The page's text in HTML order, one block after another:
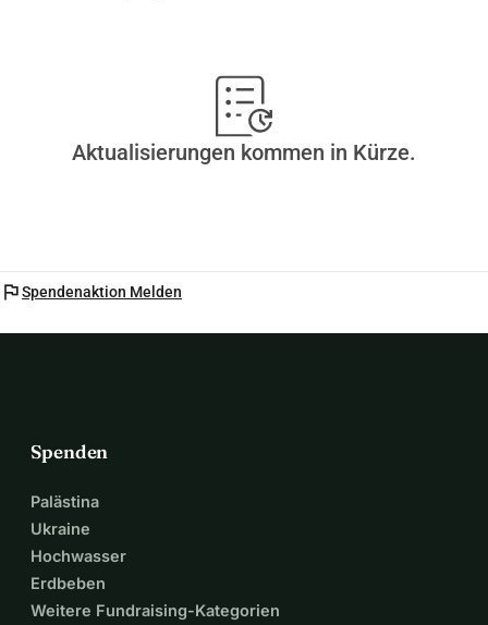
Aktualisierungen kommen in Kürze.
flagSpendenaktion Melden
Spenden
Palästina
Ukraine
Hochwasser
Erdbeben
Weitere Fundraising-Kategorien